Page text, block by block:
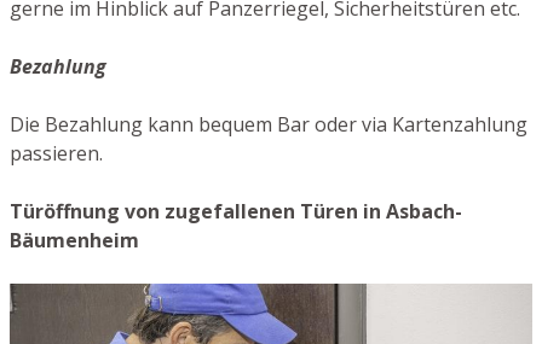
gerne im Hinblick auf Panzerriegel, Sicherheitstüren etc.
Bezahlung
Die Bezahlung kann bequem Bar oder via Kartenzahlung
passieren.
Türöffnung von zugefallenen Türen in Asbach-
Bäumenheim